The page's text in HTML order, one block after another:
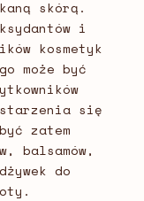
skórą.
i
kosmetyk
może być
starzenia się
zatem
balsamów,
do